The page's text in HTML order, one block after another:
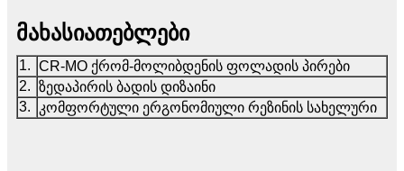
მახასიათებლები
1. CR-MO ქრომ-მოლიბდენის ფოლადის პირები
2. ზედაპირის ბადის დიზაინი
3.
კომფორტული ერგონომიული რეზინის სახელური